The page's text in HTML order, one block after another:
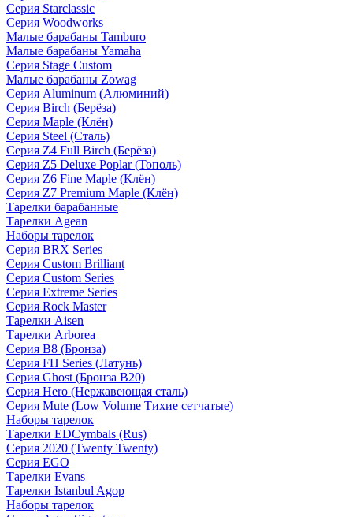
Серия Starclassic
Серия Woodworks
Малые барабаны Tamburo
Малые барабаны Yamaha
Серия Stage Custom
Малые барабаны Zowag
Серия Aluminum (Алюминий)
Серия Birch (Берёза)
Серия Maple (Клён)
Серия Steel (Сталь)
Серия Z4 Full Birch (Берёза)
Серия Z5 Deluxe Poplar (Тополь)
Серия Z6 Fine Maple (Клён)
Серия Z7 Premium Maple (Клён)
Тарелки барабанные
Тарелки Agean
Наборы тарелок
Серия BRX Series
Серия Custom Brilliant
Серия Custom Series
Серия Extreme Series
Серия Rock Master
Тарелки Aisen
Тарелки Arborea
Серия B8 (Бронза)
Серия FH Series (Латунь)
Серия Ghost (Бронза B20)
Серия Hero (Нержавеющая сталь)
Серия Mute (Low Volume Тихие сетчатые)
Наборы тарелок
Тарелки EDCymbals (Rus)
Серия 2020 (Twenty Twenty)
Серия EGO
Тарелки Evans
Тарелки Istanbul Agop
Наборы тарелок